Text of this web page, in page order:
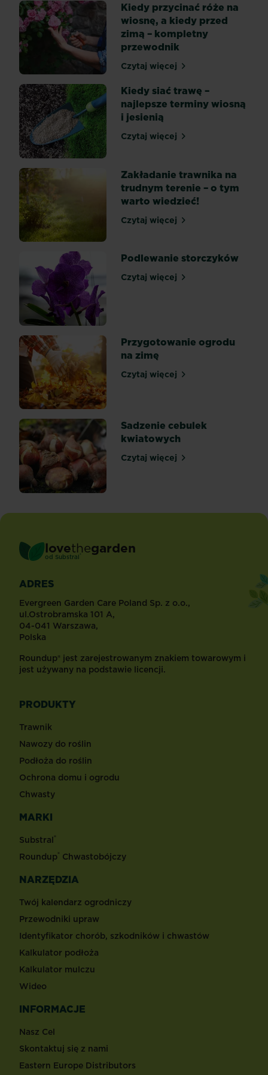
lub
balkon
nie
powinien
dziełem
przypadku.
Kwiaty
na
taras
powinny
cieszyć
oko
domowników
i
gości
przez
cały
sezon,
przynajmniej
od
wczesnej
wiosny
do
późnej
jesieni,
gdy...
Kiedy przycinać róże na
wiosnę, a kiedy przed
zimą – kompletny
przewodnik
Czytaj więcejKiedy przycinać róże na
Kiedy siać trawę –
najlepsze terminy wiosną
i jesienią
Czytaj więcejKiedy siać trawę –
Zakładanie trawnika na
trudnym terenie – o tym
warto wiedzieć!
Czytaj więcejZakładanie trawnika na
Podlewanie storczyków
Czytaj więcejPodlewanie storczyków
Przygotowanie ogrodu
na zimę
Czytaj więcejPrzygotowanie ogrodu na
Sadzenie cebulek
kwiatowych
Czytaj więcejSadzenie cebulek
lovethegarden
od Substral ®
ADRES
Evergreen Garden Care Poland Sp. z o.o.,
ul.Ostrobramska 101 A,
04-041 Warszawa,
Polska
Roundup® jest zarejestrowanym znakiem towarowym i
jest używany na podstawie licencji.
PRODUKTY
Trawnik
Nawozy do roślin
Podłoża do roślin
Ochrona domu i ogrodu
Chwasty
MARKI
Substral®
Roundup® Chwastobójczy
NARZĘDZIA
Twój kalendarz ogrodniczy
Przewodniki upraw
Identyfikator chorób, szkodników i chwastów
Kalkulator podłoża
Kalkulator mulczu
Wideo
INFORMACJE
Nasz Cel
Skontaktuj się z nami
Eastern Europe Distributors